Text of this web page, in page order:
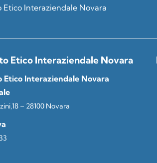
Etico Interaziendale Novara
Etico Interaziendale Novara
Etico Interaziendale Novara
– 28100 Novara